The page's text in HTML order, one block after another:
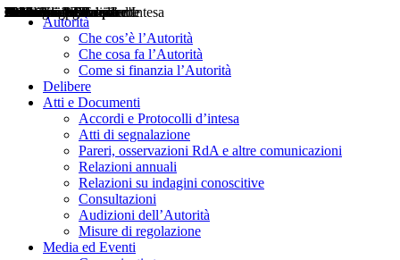
Autorità
Che cos’è l’Autorità
Che cosa fa l’Autorità
Come si finanzia l’Autorità
Delibere
Atti e Documenti
Accordi e Protocolli d’intesa
Atti di segnalazione
Pareri, osservazioni RdA e altre comunicazioni
Relazioni annuali
Relazioni su indagini conoscitive
Consultazioni
Audizioni dell’Autorità
Misure di regolazione
Media ed Eventi
Delibere
Pareri
Consultazioni
Audizioni
Atti di Segnalazione
Accordi e Protocolli d'Intesa
Relazioni annuali
Misure di regolazione
Notizie
Comunicati Stampa
Bollettini ART
Convegni ART
Interviste del Presidente
Articoli in primo piano
Interventi del Presidente
2004
2005
2010
2013
2014
2015
2016
2017
2018
2019
202
2020
2021
2022
2023
2024
2025
2026
Aereo
Marittimo
Terrestre